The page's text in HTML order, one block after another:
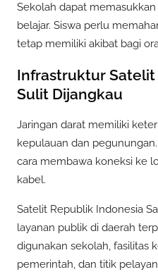
Sekolah dapat
belajar. Siswa perlu
tetap memiliki akibat bagi
Infrastruktur
Sulit Dijangkau
Jaringan darat memiliki
kepulauan dan
cara membawa koneksi ke
kabel.
Satelit Republik Indonesia
layanan publik di daerah
digunakan sekolah, fasilitas
pemerintah, dan titik